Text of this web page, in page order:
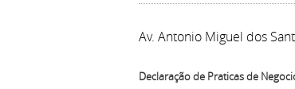
Av. Antonio Miguel dos
Declaração de Praticas de